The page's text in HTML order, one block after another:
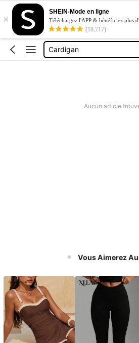
×
SHEIN-Mode en ligne
Téléchargez l'APP & bénéficiez plus
(18,717)
Hiver
Pull
Pull Femme
Cardigan
Aucun article
Vous Aimerez